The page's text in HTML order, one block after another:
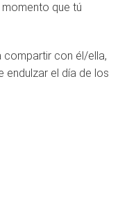
que tú
compartir con él/ella,
endulzar el día de los